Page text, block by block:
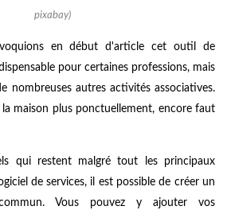
pixabay)
en début d'article cet outil de
pour certaines professions, mais
nombreuses autres activités associatives.
maison plus ponctuellement, encore faut
qui restent malgré tout les principaux
de services, il est possible de créer un
Vous pouvez y ajouter vos